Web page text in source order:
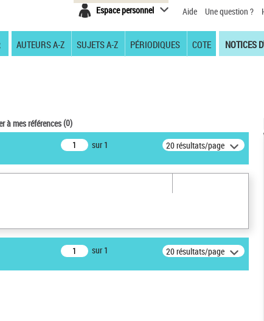
Espace personnel Aide Une question ?
AUTEURS A-Z SUJETS A-Z PÉRIODIQUES COTE NOTICES
à mes références(0)
sur 1 20 résultats/page
sur 1 20 résultats/page